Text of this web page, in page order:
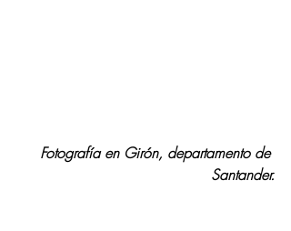
Fotografía en Girón, departamento de
Santander.